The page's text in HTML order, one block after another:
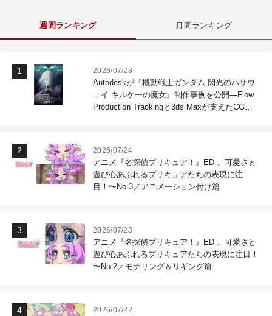
週間ランキング 月間ランキング
2026/07/28
Autodeskが『機動戦士ガンダム 閃光のハサウ
ェイ キルケーの魔女』制作事例を公開―Flow
Production Trackingと3ds Maxが支えたCG制
2026/07/24
アニメ『名探偵プリキュア！』ED 、可愛さと
遊び心あふれるプリキュアたちの表現に注
目！〜No.3／アニメーション付け篇
2026/07/23
アニメ『名探偵プリキュア！』ED 、可愛さと
遊び心あふれるプリキュアたちの表現に注目！
〜No.2／モデリング＆リギング篇
2026/07/22